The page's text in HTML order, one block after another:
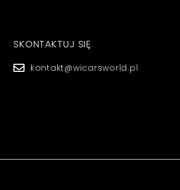
SKONTAKTUJ SIĘ
kontakt@wicarsworld.pl